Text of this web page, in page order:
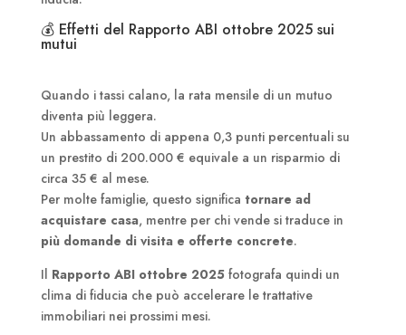
💰 Effetti del Rapporto ABI ottobre 2025 sui
mutui
Quando i tassi calano, la rata mensile di un mutuo
diventa più leggera.
Un abbassamento di appena 0,3 punti percentuali su
un prestito di 200.000 € equivale a un risparmio di
circa 35 € al mese.
Per molte famiglie, questo significa tornare ad
acquistare casa, mentre per chi vende si traduce in
più domande di visita e offerte concrete.
Il Rapporto ABI ottobre 2025fotografa quindi un
clima di fiducia che può accelerare le trattative
immobiliari nei prossimi mesi.